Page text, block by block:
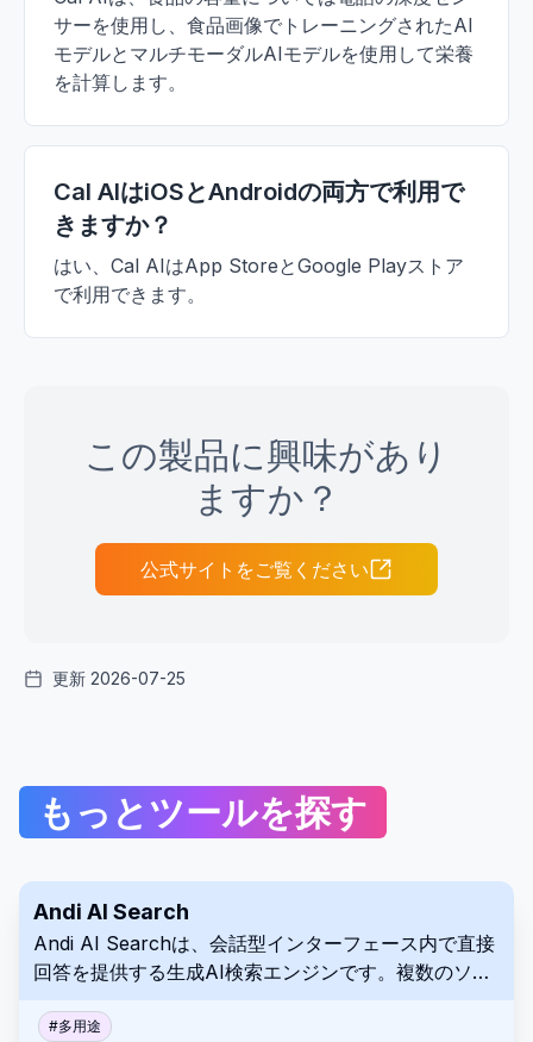
サーを使用し、食品画像でトレーニングされたAI
モデルとマルチモーダルAIモデルを使用して栄養
を計算します。
Cal AIはiOSとAndroidの両方で利用で
きますか？
はい、Cal AIはApp StoreとGoogle Playストア
で利用できます。
この製品に興味があり
ますか？
公式サイトをご覧ください
更新 2026-07-25
もっとツールを探す
Andi AI Search
Andi AI Searchは、会話型インターフェース内で直接
回答を提供する生成AI検索エンジンです。複数のソー
トで広告のない選択肢を提供します。
#多用途